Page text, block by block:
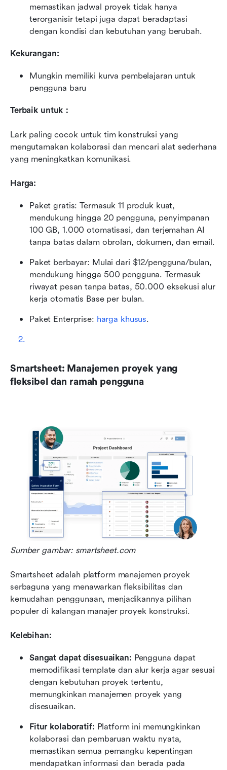
memastikan jadwal proyek tidak hanya
terorganisir tetapi juga dapat beradaptasi
dengan kondisi dan kebutuhan yang berubah.
Kekurangan:
Mungkin memiliki kurva pembelajaran untuk
pengguna baru
Terbaik untuk：
Lark paling cocok untuk tim konstruksi yang
mengutamakan kolaborasi dan mencari alat sederhana
yang meningkatkan komunikasi.
Harga:
Paket gratis: Termasuk 11 produk kuat,
mendukung hingga 20 pengguna, penyimpanan
100 GB, 1.000 otomatisasi, dan terjemahan AI
tanpa batas dalam obrolan, dokumen, dan email.
Paket berbayar: Mulai dari $12/pengguna/bulan,
mendukung hingga 500 pengguna. Termasuk
riwayat pesan tanpa batas, 50.000 eksekusi alur
kerja otomatis Base per bulan.
Paket Enterprise: harga khusus.
Smartsheet: Manajemen proyek yang
fleksibel dan ramah pengguna
Sumber gambar: smartsheet.com
Smartsheet adalah platform manajemen proyek
serbaguna yang menawarkan fleksibilitas dan
kemudahan penggunaan, menjadikannya pilihan
populer di kalangan manajer proyek konstruksi.
Kelebihan:
Sangat dapat disesuaikan: Pengguna dapat
memodifikasi template dan alur kerja agar sesuai
dengan kebutuhan proyek tertentu,
memungkinkan manajemen proyek yang
disesuaikan.
Fitur kolaboratif: Platform ini memungkinkan
kolaborasi dan pembaruan waktu nyata,
memastikan semua pemangku kepentingan
mendapatkan informasi dan berada pada